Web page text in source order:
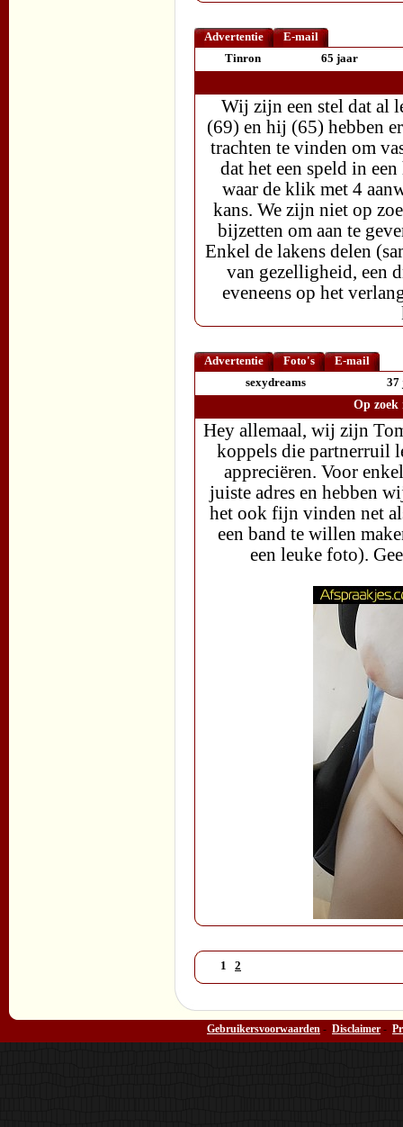
Advertentie
E-mail
Tinron
65 jaar
Wij zijn een stel dat al
(69) en hij (65) hebben
trachten te vinden om
dat het een speld in
waar de klik met 4
kans. We zijn niet op
bijzetten om aan te
Enkel de lakens delen
van gezelligheid, een
eveneens op het
Advertentie Foto's
E-mail
sexydreams
37
Op zoek
Hey allemaal, wij zijn
koppels die partnerruil
appreciëren. Voor
juiste adres en hebben
het ook fijn vinden net
een band te willen
een leuke foto).
1 2
Gebruikersvoorwaarden - Disclaimer -